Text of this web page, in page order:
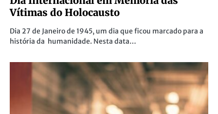
Vítimas do Holocausto
Dia 27 de Janeiro de 1945, um dia que ficou marcado para a
história da humanidade. Nesta data…